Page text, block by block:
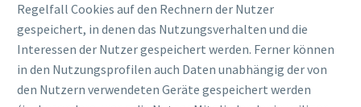
Regelfall Cookies auf den Rechnern der Nutzer
gespeichert, in denen das Nutzungsverhalten und die
Interessen der Nutzer gespeichert werden. Ferner können
in den Nutzungsprofilen auch Daten unabhängig der von
den Nutzern verwendeten Geräte gespeichert werden